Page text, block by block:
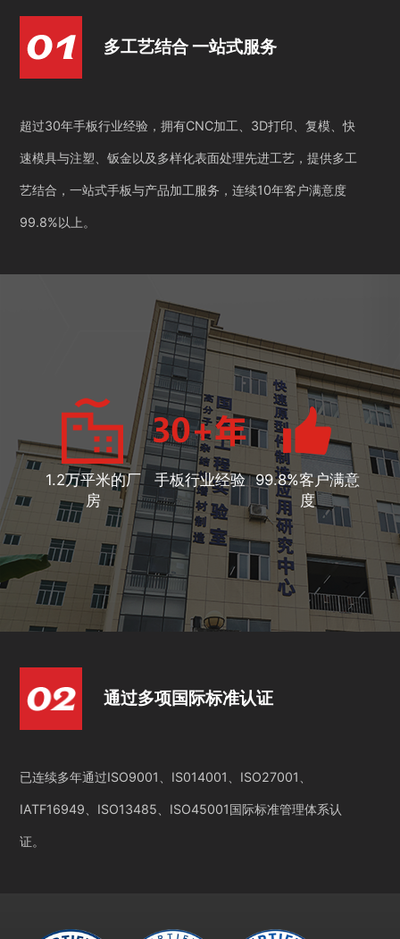
多工艺结合 一站式服务
超过30年手板行业经验，拥有CNC加工、3D打印、复模、快
速模具与注塑、钣金以及多样化表面处理先进工艺，提供多工
艺结合，一站式手板与产品加工服务，连续10年客户满意度
99.8%以上。
1.2万平米的厂
房
手板行业经验 99.8%客户满意
度
通过多项国际标准认证
已连续多年通过ISO9001、IS014001、ISO27001、
IATF16949、ISO13485、ISO45001国际标准管理体系认
证。